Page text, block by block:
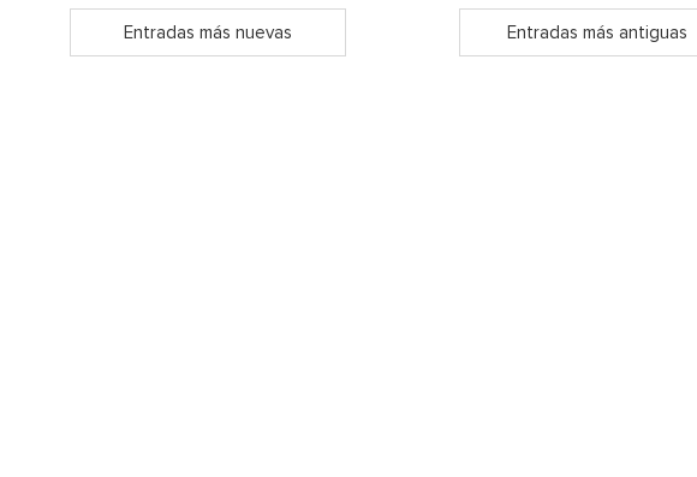
Entradas más nuevas Entradas más antiguas